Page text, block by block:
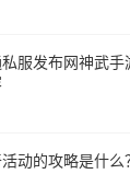
服发布网神武手
动的攻略是什么